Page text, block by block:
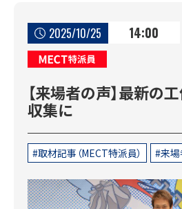
2025/10/25 14:00
MECT特派員
【来場者の声】最新の
収集に
取材記事（MECT特派員） 来場